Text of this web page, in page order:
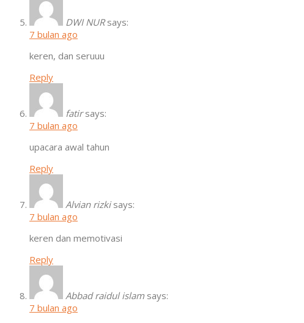
DWI NUR says:
7 bulan ago
keren, dan seruuu
Reply
fatir says:
7 bulan ago
upacara awal tahun
Reply
Alvian rizki says:
7 bulan ago
keren dan memotivasi
Reply
Abbad raidul islam says:
7 bulan ago